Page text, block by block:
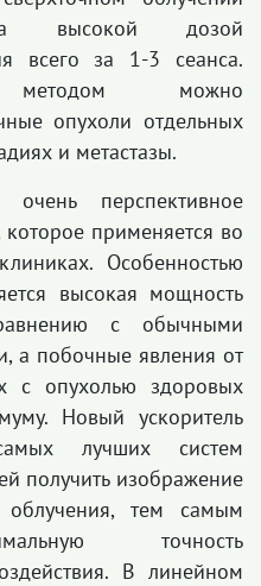
высокой дозой
всего за 1-3 сеанса.
методом можно
опухоли отдельных
и метастазы.
перспективное
применяется во
Особенностью
высокая мощность
с обычными
а побочные явления от
с опухолью здоровых
Новый ускоритель
лучших систем
получить изображение
тем самым
точность
В линейном